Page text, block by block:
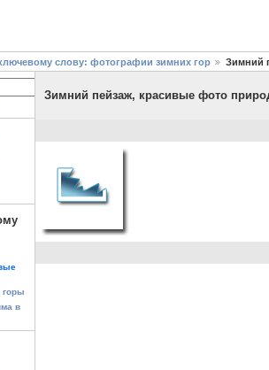
слову: фотографии зимних гор Зимний
горы
в
Зимний пейзаж, красивые фото